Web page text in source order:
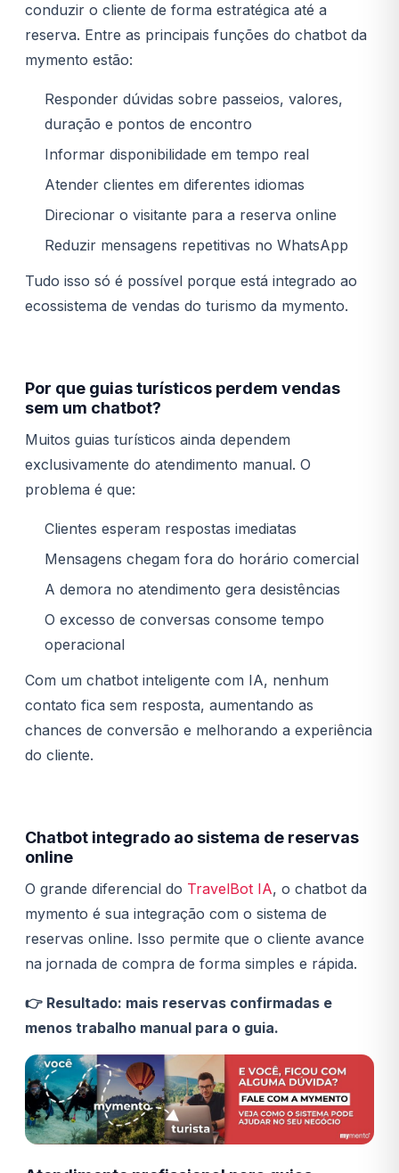
conduzir o cliente de forma estratégica até a
reserva. Entre as principais funções do chatbot da
mymento estão:
Responder dúvidas sobre passeios, valores,
duração e pontos de encontro
Informar disponibilidade em tempo real
Atender clientes em diferentes idiomas
Direcionar o visitante para a reserva online
Reduzir mensagens repetitivas no WhatsApp
Tudo isso só é possível porque está integrado ao
ecossistema de vendas do turismo da mymento.
Por que guias turísticos perdem vendas
sem um chatbot?
Muitos guias turísticos ainda dependem
exclusivamente do atendimento manual. O
problema é que:
Clientes esperam respostas imediatas
Mensagens chegam fora do horário comercial
A demora no atendimento gera desistências
O excesso de conversas consome tempo
operacional
Com um chatbot inteligente com IA, nenhum
contato fica sem resposta, aumentando as
chances de conversão e melhorando a experiência
do cliente.
Chatbot integrado ao sistema de reservas
online
O grande diferencial do TravelBot IA, o chatbot da
mymento é sua integração com o sistema de
reservas online. Isso permite que o cliente avance
na jornada de compra de forma simples e rápida.
👉 Resultado: mais reservas confirmadas e
menos trabalho manual para o guia.